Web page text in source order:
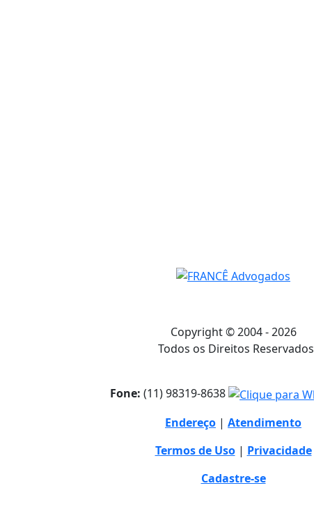
Copyright © 2004 - 2026
Todos os Direitos Reservados
Fone: (11) 98319-8638
Endereço | Atendimento
Termos de Uso| Privacidade
Cadastre-se